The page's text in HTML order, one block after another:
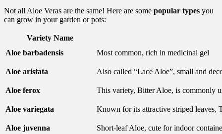
Not all Aloe Veras are the same! Here are some popular types you
can grow in your garden or pots:
Variety Name
Aloe barbadensis
Most common, rich in medicinal gel
Aloe aristata Also called “Lace Aloe”, small and
Aloe ferox This variety, Bitter Aloe, is commonly
Aloe variegata Known for its attractive striped leaves,
Aloe juvenna Short-leaf Aloe, cute for indoor